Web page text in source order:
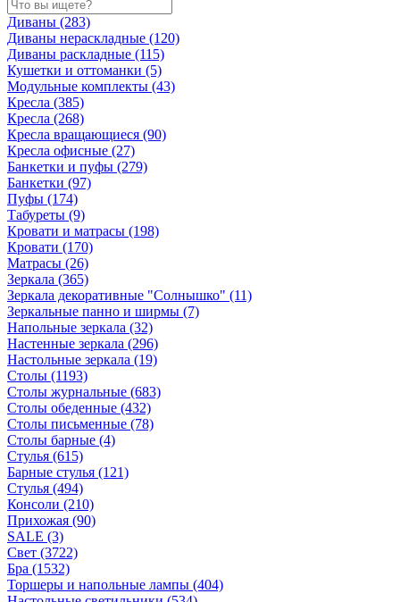
Диваны (283)
Диваны нераскладные (120)
Диваны раскладные (115)
Кушетки и оттоманки (5)
Модульные комплекты (43)
Кресла (385)
Кресла (268)
Кресла вращающиеся (90)
Кресла офисные (27)
Банкетки и пуфы (279)
Банкетки (97)
Пуфы (174)
Табуреты (9)
Кровати и матрасы (198)
Кровати (170)
Матрасы (26)
Зеркала (365)
Зеркала декоративные "Солнышко" (11)
Зеркальные панно и ширмы (7)
Напольные зеркала (32)
Настенные зеркала (296)
Настольные зеркала (19)
Столы (1193)
Столы журнальные (683)
Столы обеденные (432)
Столы письменные (78)
Столы барные (4)
Стулья (615)
Барные стулья (121)
Стулья (494)
Консоли (210)
Прихожая (90)
SALE (3)
Свет (3722)
Бра (1532)
Торшеры и напольные лампы (404)